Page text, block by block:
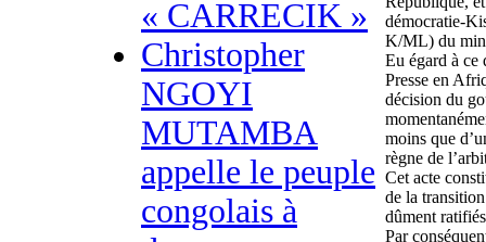
« CARRECIK »
Christopher
NGOYI
MUTAMBA
appelle le peuple
congolais à
démocratie-
K/ML) du
Eu égard à ce
Presse en
décision du
moins que
règne de
Cet acte
de la
dûment
Par